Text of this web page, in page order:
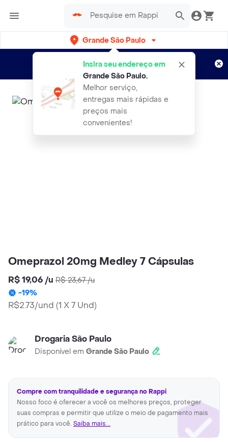
Grande São Paulo
Insira seu endereço em
Grande São Paulo.
Melhor serviço,
entregas mais rápidas e
preços mais
convenientes!
Entregas grátis por 15 dias!
Aplicam T&C
Omeprazol 20mg Medley 7 Cápsulas
R$ 19,06 /u R$ 23,67/u
-19%
R$2.73/und (1 X 7 Und)
Drogaria São Paulo
Disponível em Grande São Paulo
Compre com tranquilidade e segurança no Rappi
Nosso foco é oferecer a você os melhores preços, proteger
suas compras e permitir que utilize o meio de pagamento mais
prático para você. Saiba mais...